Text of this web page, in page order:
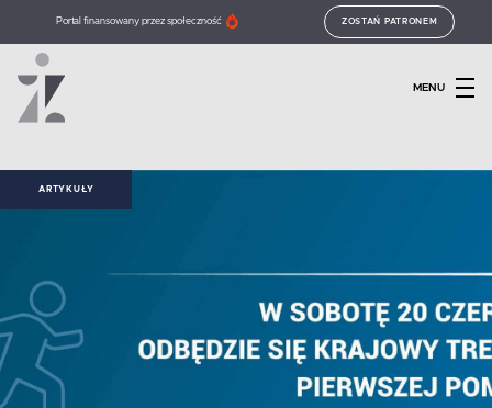
Portal finansowany przez społeczność ZOSTAŃ PATRONEM
MENU
ARTYKUŁY